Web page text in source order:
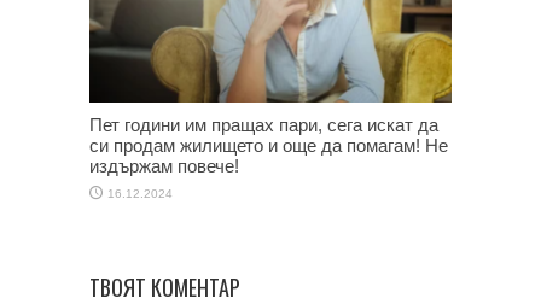
Пет години им пращах пари, сега искат да
си продам жилището и още да помагам! Не
издържам повече!
16.12.2024
ТВОЯТ КОМЕНТАР